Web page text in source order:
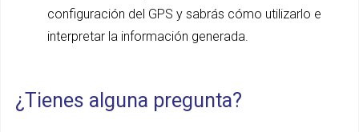
configuración del GPS y sabrás cómo utilizarlo e
interpretar la información generada.
¿Tienes alguna pregunta?